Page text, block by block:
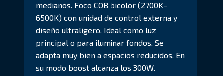
medianos. Foco COB bicolor (2700K–
6500K) con unidad de control externa y
diseño ultraligero. Ideal como luz
principal o para iluminar fondos. Se
adapta muy bien a espacios reducidos. En
su modo boost alcanza los 300W.